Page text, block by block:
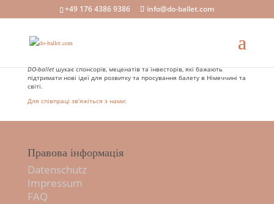
+49 176 4386 9386 info@do-ballet.com
DO-balletшукає спонсорів, меценатів та інвесторів, які бажають
підтримати нові ідеї для розвитку та просування балету в Німеччині та
світі.
Для співпраці зв’яжіться з нами:
Правова інформація
Datenschutz
Impressum
FAQ